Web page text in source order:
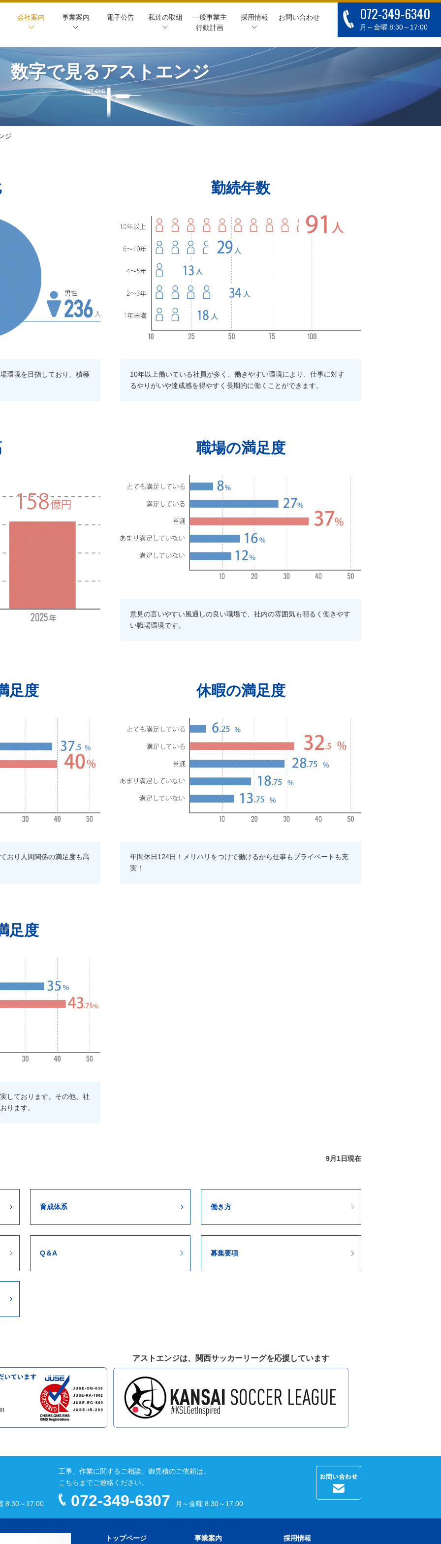
072-349-6340
月～金曜 8:30～17:00
会社案内 事業案内 電子公告 私達の取組
一般事業主
行動計画
採用情報 お問い合わせ
数字で見るアストエンジ
ジ
環境を目指しており、積極
勤続年数
10年以上働いている社員が多く、働きやすい環境により、仕事に対す
るやりがいや達成感を得やすく長期的に働くことができます。
職場の満足度
意見の言いやすい風通しの良い職場で、社内の雰囲気も明るく働きやす
い職場環境です。
足度
おり人間関係の満足度も高
休暇の満足度
年間休日124日！メリハリをつけて働けるから仕事もプライベートも充
実！
足度
しております。その他、社
ります。
9月1日現在
育成体系 働き方
Q＆A 募集要項
アストエンジは、関西サッカーリーグを応援しています
8:30～17:00
工事、作業に関するご相談、御見積のご依頼は、
こちらまでご連絡ください。
072-349-6307 月～金曜 8:30～17:00
トップページ 事業案内 採用情報